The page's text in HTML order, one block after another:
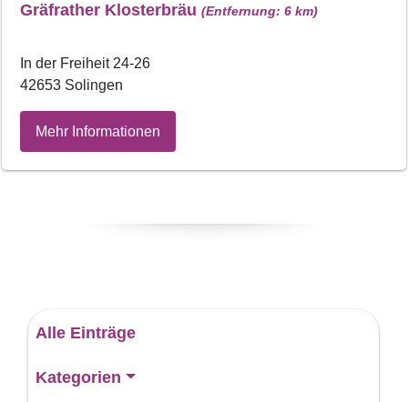
Gräfrather Klosterbräu (Entfernung: 6 km)
In der Freiheit 24-26
42653 Solingen
Mehr Informationen
Alle Einträge
Kategorien